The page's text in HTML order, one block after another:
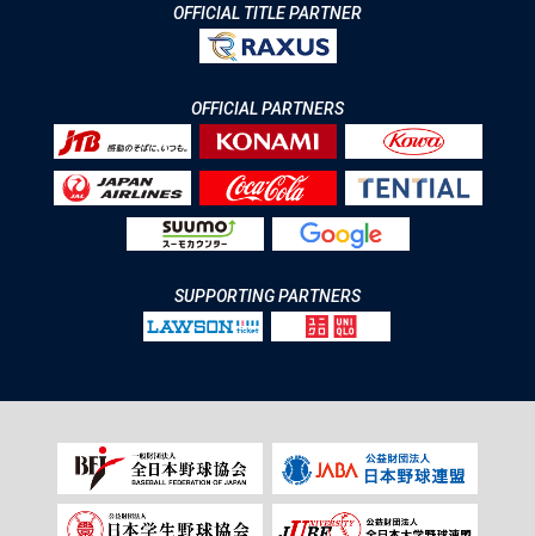
OFFICIAL TITLE PARTNER
OFFICIAL PARTNERS
SUPPORTING PARTNERS